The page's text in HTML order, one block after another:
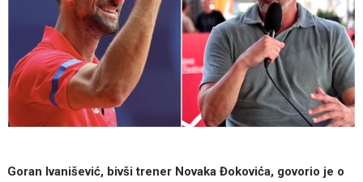
Goran Ivanišević, bivši trener Novaka Đokovića, govorio je o